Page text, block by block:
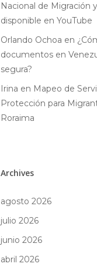
Nacional de Migración
disponible en YouTube
Orlando Ochoa en
documentos en
segura?
Irina en Mapeo de
Protección para
Roraima
Archives
agosto 2026
julio 2026
junio 2026
abril 2026